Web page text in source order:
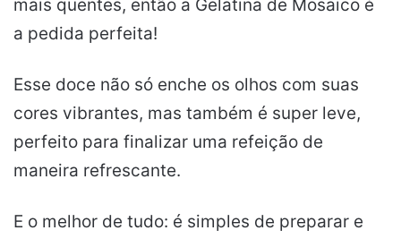
mais quentes, então a Gelatina de Mosaico é
a pedida perfeita!
Esse doce não só enche os olhos com suas
cores vibrantes, mas também é super leve,
perfeito para finalizar uma refeição de
maneira refrescante.
E o melhor de tudo: é simples de preparar e